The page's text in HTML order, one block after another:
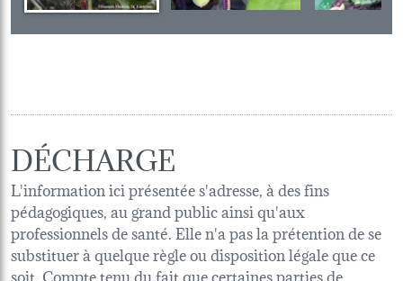
DÉCHARGE
L'information ici présentée s'adresse, à des fins
pédagogiques, au grand public ainsi qu'aux
professionnels de santé. Elle n'a pas la prétention de se
substituer à quelque règle ou disposition légale que ce
soit. Compte tenu du fait que certaines parties de